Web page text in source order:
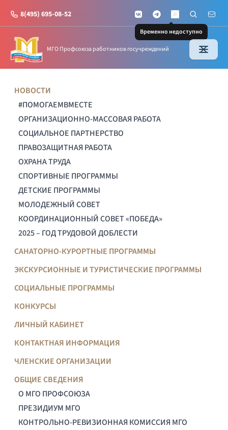
8(495) 695-08-52 VKontakteTelegramMAX
Временно недоступно
Поиск по
Почта
МГО Профсоюза работников госучреждений
НОВОСТИ
#ПОМОГАЕМВМЕСТЕ
ОРГАНИЗАЦИОННО-МАССОВАЯ РАБОТА
СОЦИАЛЬНОЕ ПАРТНЕРСТВО
ПРАВОЗАЩИТНАЯ РАБОТА
ОХРАНА ТРУДА
СПОРТИВНЫЕ ПРОГРАММЫ
ДЕТСКИЕ ПРОГРАММЫ
МОЛОДЕЖНЫЙ СОВЕТ
КООРДИНАЦИОННЫЙ СОВЕТ «ПОБЕДА»
2025 – ГОД ТРУДОВОЙ ДОБЛЕСТИ
САНАТОРНО-КУРОРТНЫЕ ПРОГРАММЫ
ЭКСКУРСИОННЫЕ И ТУРИСТИЧЕСКИЕ ПРОГРАММЫ
СОЦИАЛЬНЫЕ ПРОГРАММЫ
КОНКУРСЫ
ЛИЧНЫЙ КАБИНЕТ
КОНТАКТНАЯ ИНФОРМАЦИЯ
ЧЛЕНСКИЕ ОРГАНИЗАЦИИ
ОБЩИЕ СВЕДЕНИЯ
О МГО ПРОФСОЮЗА
ПРЕЗИДИУМ МГО
КОНТРОЛЬНО-РЕВИЗИОННАЯ КОМИССИЯ МГО